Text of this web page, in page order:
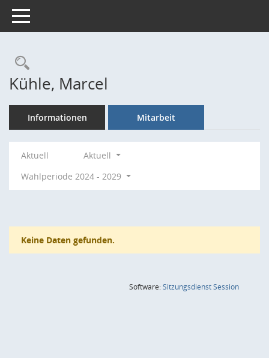
Toggle navigation
Rechercheauswahl
Kühle, Marcel
Informationen Mitarbeit
Aktuell
Aktuell
Wahlperiode 2024 - 2029
Keine Daten gefunden.
Software:SitzungsdienstSession(Wird in